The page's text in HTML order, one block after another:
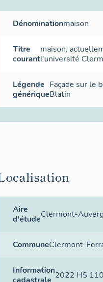
Dénominationmaison
Titre
courant
maison,
l'université
Légende
générique
Façade sur le
Blatin
Aire
d'étudeClermont-
CommuneClermont-
Information
cadastrale 2022 HS